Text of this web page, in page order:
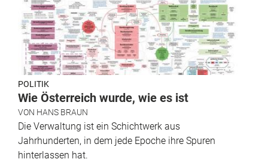
POLITIK
Wie Österreich wurde, wie es ist
VON HANS BRAUN
Die Verwaltung ist ein Schichtwerk aus
Jahrhunderten, in dem jede Epoche ihre Spuren
hinterlassen hat.